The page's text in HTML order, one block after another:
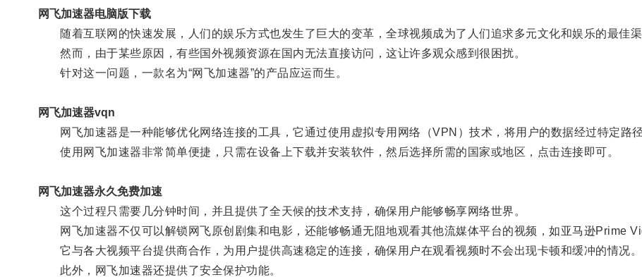
网飞加速器电脑版下载
随着互联网的快速发展，人们的娱乐方式也发生了巨大的变革，全球视频成为了人们追求多元文化和娱乐的最佳渠
然而，由于某些原因，有些国外视频资源在国内无法直接访问，这让许多观众感到很困扰。
针对这一问题，一款名为“网飞加速器”的产品应运而生。
网飞加速器vqn
网飞加速器是一种能够优化网络连接的工具，它通过使用虚拟专用网络（VPN）技术，将用户的数据经过特定路
使用网飞加速器非常简单便捷，只需在设备上下载并安装软件，然后选择所需的国家或地区，点击连接即可。
网飞加速器永久免费加速
这个过程只需要几分钟时间，并且提供了全天候的技术支持，确保用户能够畅享网络世界。
网飞加速器不仅可以解锁网飞原创剧集和电影，还能够畅通无阻地观看其他流媒体平台的视频，如亚马逊Prime
它与各大视频平台提供商合作，为用户提供高速稳定的连接，确保用户在观看视频时不会出现卡顿和缓冲的情况。
此外，网飞加速器还提供了安全保护功能。